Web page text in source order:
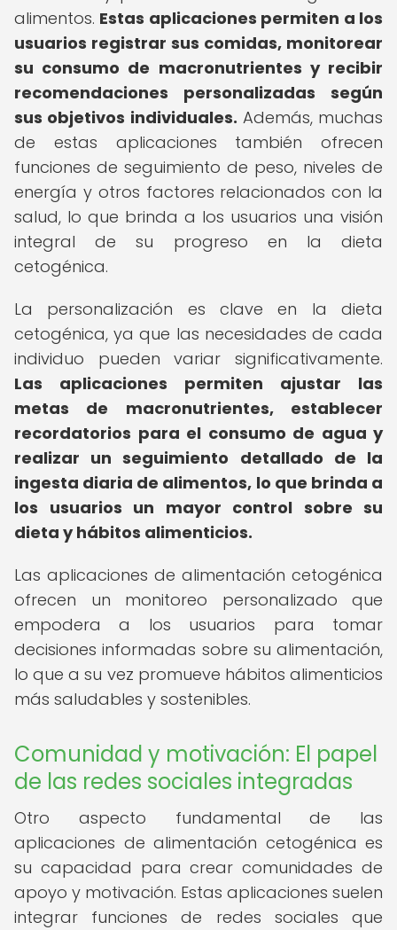
alimentos. Estas aplicaciones permiten a los
usuarios registrar sus comidas, monitorear
su consumo de macronutrientes y recibir
recomendaciones personalizadas según
sus objetivos individuales. Además, muchas
de estas aplicaciones también ofrecen
funciones de seguimiento de peso, niveles de
energía y otros factores relacionados con la
salud, lo que brinda a los usuarios una visión
integral de su progreso en la dieta
cetogénica.
La personalización es clave en la dieta
cetogénica, ya que las necesidades de cada
individuo pueden variar significativamente.
Las aplicaciones permiten ajustar las
metas de macronutrientes, establecer
recordatorios para el consumo de agua y
realizar un seguimiento detallado de la
ingesta diaria de alimentos, lo que brinda a
los usuarios un mayor control sobre su
dieta y hábitos alimenticios.
Las aplicaciones de alimentación cetogénica
ofrecen un monitoreo personalizado que
empodera a los usuarios para tomar
decisiones informadas sobre su alimentación,
lo que a su vez promueve hábitos alimenticios
más saludables y sostenibles.
Comunidad y motivación: El papel
de las redes sociales integradas
Otro aspecto fundamental de las
aplicaciones de alimentación cetogénica es
su capacidad para crear comunidades de
apoyo y motivación. Estas aplicaciones suelen
integrar funciones de redes sociales que